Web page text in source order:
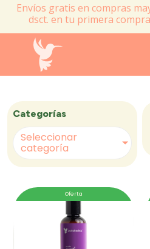
Envíos gratis en compras
dsct. en tu primera
Categorías
Seleccionar
categoría
Oferta